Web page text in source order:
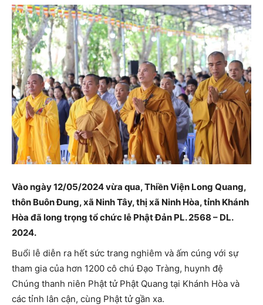
Vào ngày 12/05/2024 vừa qua, Thiền Viện Long Quang,
thôn Buôn Đung, xã Ninh Tây, thị xã Ninh Hòa, tỉnh Khánh
Hòa đã long trọng tổ chức lễ Phật Đản PL. 2568 – DL.
2024.
Buổi lễ diễn ra hết sức trang nghiêm và ấm cúng với sự
tham gia của hơn 1200 cô chú Đạo Tràng, huynh đệ
Chúng thanh niên Phật tử Phật Quang tại Khánh Hòa và
các tỉnh lân cận, cùng Phật tử gần xa.